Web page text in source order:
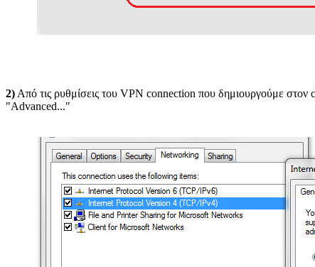
2) Από τις ρυθμίσεις του VPN connection που δημιουργούμε
"Advanced..."